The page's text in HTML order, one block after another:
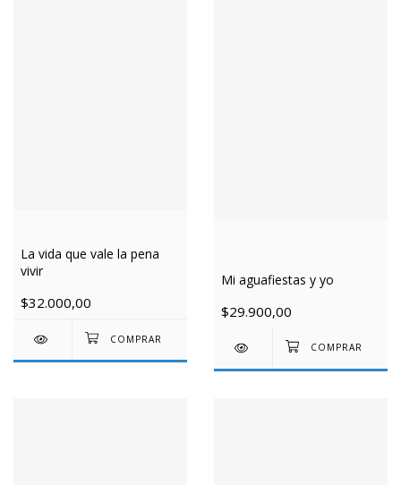
La vida que vale la pena
vivir
$32.000,00
Mi aguafiestas y yo
$29.900,00